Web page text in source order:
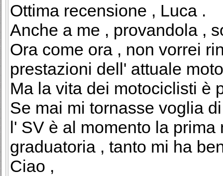
Ottima recensione , Luca .
Anche a me , provandola ,
Ora come ora , non vorrei
prestazioni dell' attuale
Ma la vita dei motociclisti è
Se mai mi tornasse voglia
l' SV è al momento la
graduatoria , tanto mi ha
Ciao ,